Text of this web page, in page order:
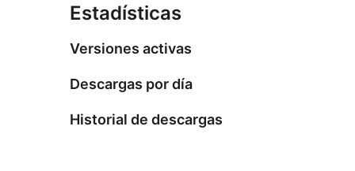
Estadísticas
Versiones activas
Descargas por día
Historial de descargas